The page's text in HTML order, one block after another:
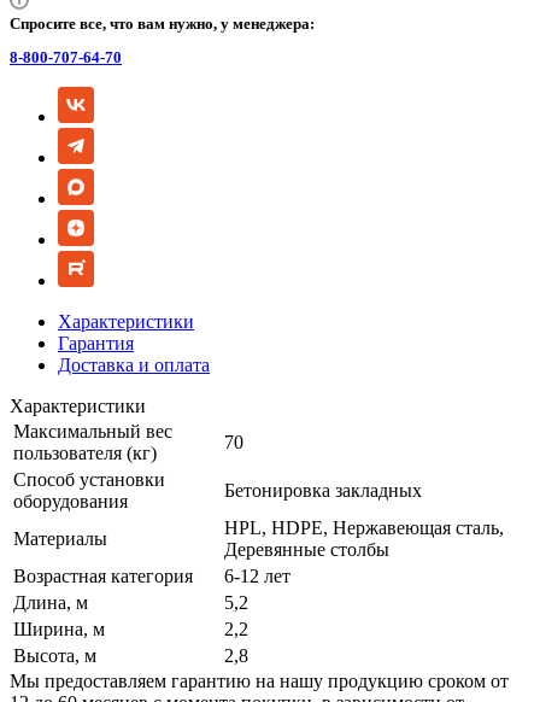
Спросите все, что вам нужно, у менеджера:
8-800-707-64-70
Характеристики
Гарантия
Доставка и оплата
Характеристики
Максимальный вес
пользователя (кг)
70
Способ установки
оборудования
Бетонировка закладных
Материалы
HPL, HDPE, Нержавеющая сталь,
Деревянные столбы
Возрастная категория
6-12 лет
Длина, м
5,2
Ширина, м
2,2
Высота, м
2,8
Мы предоставляем гарантию на нашу продукцию сроком от